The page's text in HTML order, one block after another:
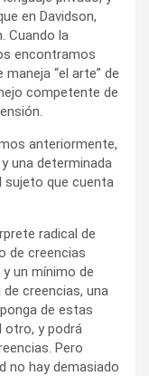
en Davidson,
Cuando la
encontramos
“el arte” de
competente de
anteriormente,
una determinada
que cuenta
radical de
de creencias
un mínimo de
creencias, una
de estas
otro, y podrá
Pero
no hay demasiado